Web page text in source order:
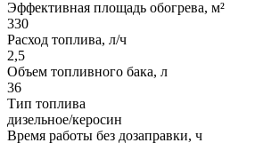
Эффективная площадь обогрева, м²
330
Расход топлива, л/ч
2,5
Объем топливного бака, л
36
Тип топлива
дизельное/керосин
Время работы без дозаправки, ч